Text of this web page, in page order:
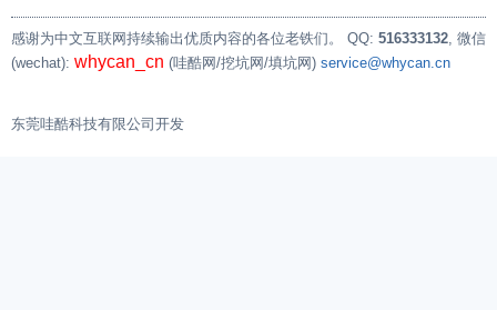
感谢为中文互联网持续输出优质内容的各位老铁们。 QQ: 516333132, 微信
(wechat): whycan_cn (哇酷网/挖坑网/填坑网) service@whycan.cn
东莞哇酷科技有限公司开发